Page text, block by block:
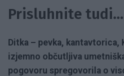
Prisluhnite tudi...
Ditka – pevka, kantavtorica,
izjemno občutljiva
pogovoru spregovorila o